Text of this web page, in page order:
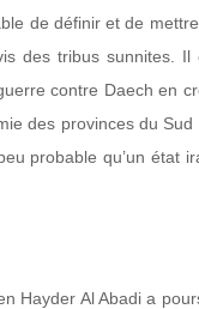
de définir et de
des tribus sunnites.
contre Daech en
des provinces du
probable qu’un état
Hayder Al Abadi a